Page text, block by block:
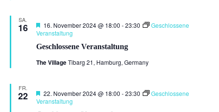
SA.
16
Geschlossene Veranstaltung
Hervorgehoben
16. November 2024 @ 18:00 -23:30
Geschlossene
Veranstaltung
The VillageTibarg 21, Hamburg, Germany
FR.
22 Hervorgehoben
22. November 2024 @ 18:00 -23:30
Geschlossene
Veranstaltung